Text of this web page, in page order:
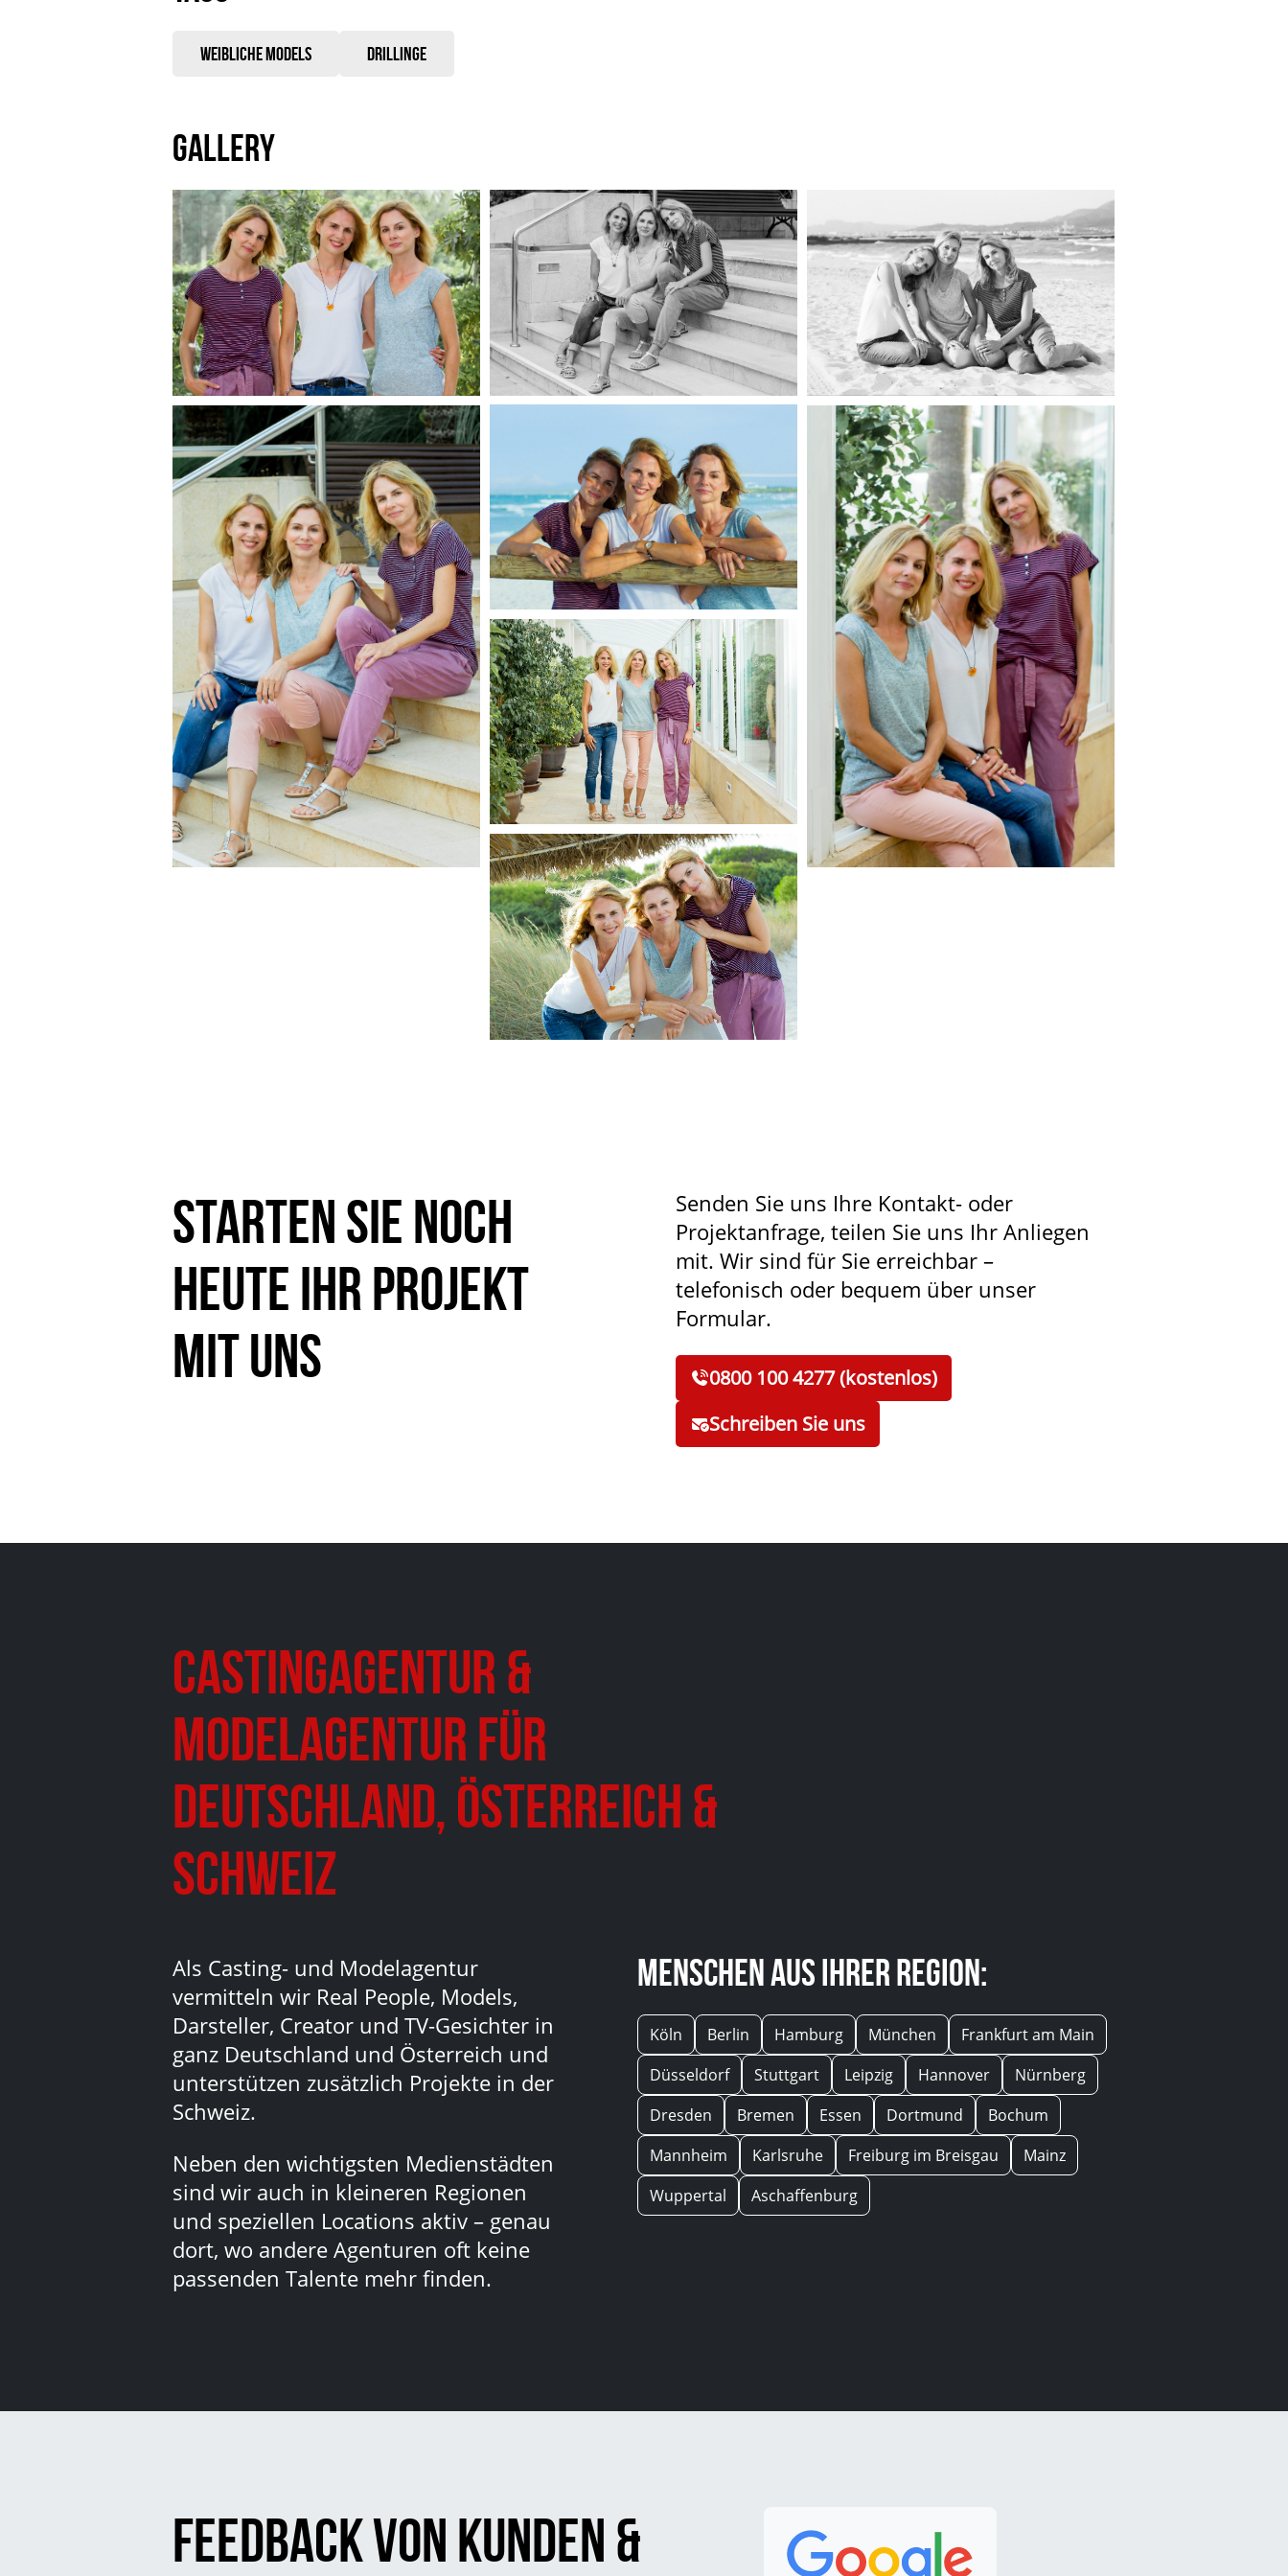
Weibliche Models Drillinge
GALLERY
Starten Sie noch
heute Ihr Projekt
mit uns
Senden Sie uns Ihre Kontakt- oder
Projektanfrage, teilen Sie uns Ihr Anliegen
mit. Wir sind für Sie erreichbar –
telefonisch oder bequem über unser
Formular.
0800 100 4277 (kostenlos)
Schreiben Sie uns
Castingagentur &
Modelagentur für
Deutschland, Österreich &
Schweiz
Als Casting- und Modelagentur
vermitteln wir Real People, Models,
Darsteller, Creator und TV-Gesichter in
ganz Deutschland und Österreich und
unterstützen zusätzlich Projekte in der
Schweiz.
Neben den wichtigsten Medienstädten
sind wir auch in kleineren Regionen
und speziellen Locations aktiv – genau
dort, wo andere Agenturen oft keine
passenden Talente mehr finden.
Menschen aus Ihrer Region:
Köln Berlin Hamburg München
Frankfurt am Main
Düsseldorf
Stuttgart Leipzig Hannover
Nürnberg
Dresden
Bremen Essen Dortmund
Bochum
Mannheim
Karlsruhe Freiburg im Breisgau
Mainz
Wuppertal
Aschaffenburg
Feedback von Kunden &